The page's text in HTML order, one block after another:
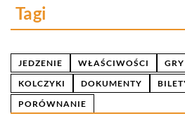
Tagi
JEDZENIE WŁAŚCIWOŚCI GRY
KOLCZYKI
DOKUMENTY
PORÓWNANIE